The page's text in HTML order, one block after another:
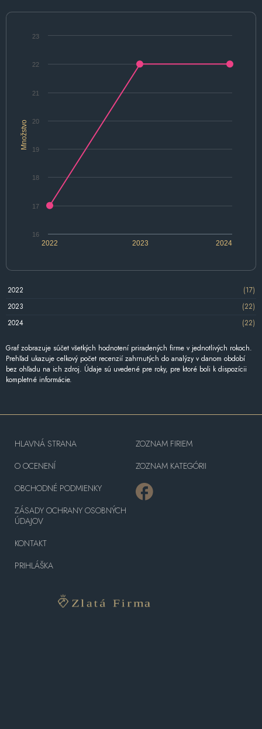
Množstvo
2022 2024
2023
16
17
18
19
20
21
22
23
2022
(17)
2023
(22)
2024
(22)
Graf zobrazuje súčet všetkých hodnotení priradených firme v jednotlivých rokoch.
Prehľad ukazuje celkový počet recenzií zahrnutých do analýzy v danom období
bez ohľadu na ich zdroj. Údaje sú uvedené pre roky, pre ktoré boli k dispozícii
kompletné informácie.
HLAVNÁ STRANA
O OCENENÍ
OBCHODNÉ PODMIENKY
ZÁSADY OCHRANY OSOBNÝCH
ÚDAJOV
KONTAKT
PRIHLÁŠKA
ZOZNAM FIRIEM
ZOZNAM KATEGÓRII